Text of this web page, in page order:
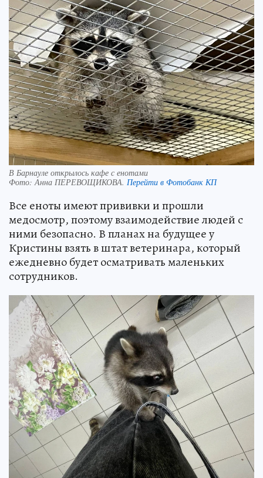
В Барнауле открылось кафе с енотами
Фото: Анна ПЕРЕВОЩИКОВА. Перейти в Фотобанк КП
Все еноты имеют прививки и прошли
медосмотр, поэтому взаимодействие людей с
ними безопасно. В планах на будущее у
Кристины взять в штат ветеринара, который
ежедневно будет осматривать маленьких
сотрудников.